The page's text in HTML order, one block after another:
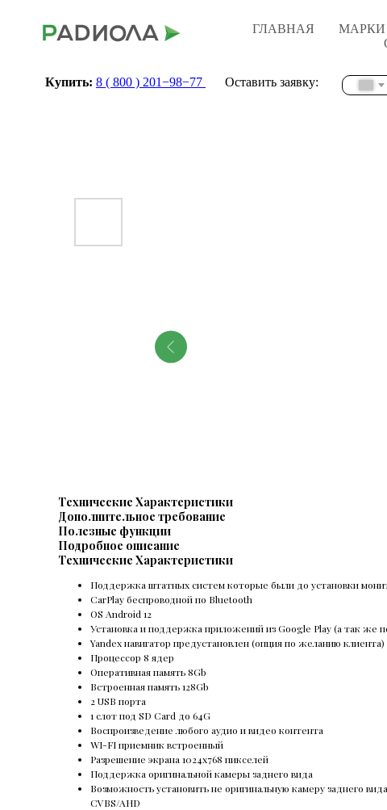
ГЛАВНАЯ МАРКИ
Купить: 8 ( 800 ) 201−98−77 Оставить заявку:
Технические Характеристики
Дополнительное требование
Полезные функции
Подробное описание
Технические Характеристики
Поддержка штатных систем которые были до установки
CarPlay беспроводной по Bluetooth
OS Android 12
Установка и поддержка приложений из Google Play (а так же
Yandex навигатор предустановлен (опция по желанию клиента)
Процессор 8 ядер
Оперативная память 8Gb
Встроенная память 128Gb
2 USB порта
1 слот под SD Card до 64G
Воспроизведение любого аудио и видео контента
WI-FI приемник встроенный
Разрешение экрана 1024х768 пикселей
Поддержка оригинальной камеры заднего вида
Возможность установить не оригинальную камеру заднего
CVBS/AHD